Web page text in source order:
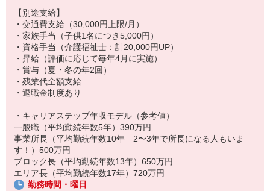
（カーボンプラスチック素材の導入により12kg（23kg→11kg）の軽
量化に成功しました。）
・電子カルテの導入などで作業負担を軽減
【一日の流れ（1例）】
8:30 出社：各事業所へ出社後、朝礼・準備を行い事業所出発
午前のサービス提供：1件サービス提供ごと移動をはさみます
午後のサービス提供
17:00 帰社（※道のり等によって変動あり）：使用した備品の片づ
け・補充等
17:30〜18:30頃 退社
・20〜30代活躍中（平均年齢34歳）
【別途支給】
・交通費支給（30,000円上限/月）
・家族手当（子供1名につき5,000円）
・資格手当（介護福祉士：計20,000円UP）
・昇給（評価に応じて毎年4月に実施）
・賞与（夏・冬の年2回）
・残業代全額支給
・退職金制度あり
・キャリアステップ年収モデル（参考値）
一般職（平均勤続年数5年）390万円
事業所長（平均勤続年数10年 2〜3年で所長になる人もいま
す！）500万円
ブロック長（平均勤続年数13年）650万円
エリア長（平均勤続年数17年）720万円
勤務時間・曜日